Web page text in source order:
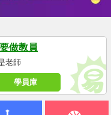
做教員
老師
學員庫